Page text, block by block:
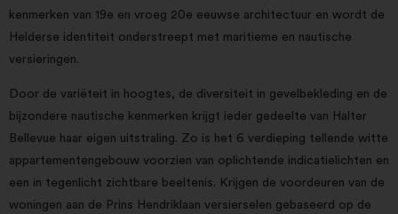
kenmerken van 19e en vroeg 20e eeuwse architectuur en wordt de
Helderse identiteit onderstreept met maritieme en nautische
versieringen.
Door de variëteit in hoogtes, de diversiteit in gevelbekleding en de
bijzondere nautische kenmerken krijgt ieder gedeelte van Halter
Bellevue haar eigen uitstraling. Zo is het 6 verdieping tellende witte
appartementengebouw voorzien van oplichtende indicatielichten en
een in tegenlicht zichtbare beeltenis. Krijgen de voordeuren van de
woningen aan de Prins Hendriklaan versierselen gebaseerd op de